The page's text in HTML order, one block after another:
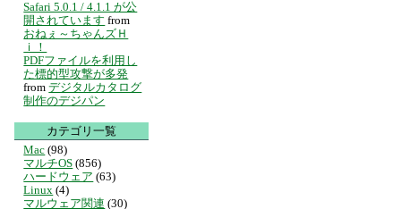
Safari 5.0.1 / 4.1.1 が公
開されています from
おねぇ～ちゃんズＨ
ｉ！
PDFファイルを利用し
た標的型攻撃が多発
from デジタルカタログ
制作のデジパン
カテゴリ一覧
Mac (98)
マルチOS (856)
ハードウェア (63)
Linux (4)
マルウェア関連 (30)